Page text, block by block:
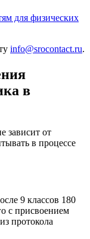
для физических
info@srocontact.ru.
в
зависит от
в процессе
9 классов 180
с присвоением
протокола